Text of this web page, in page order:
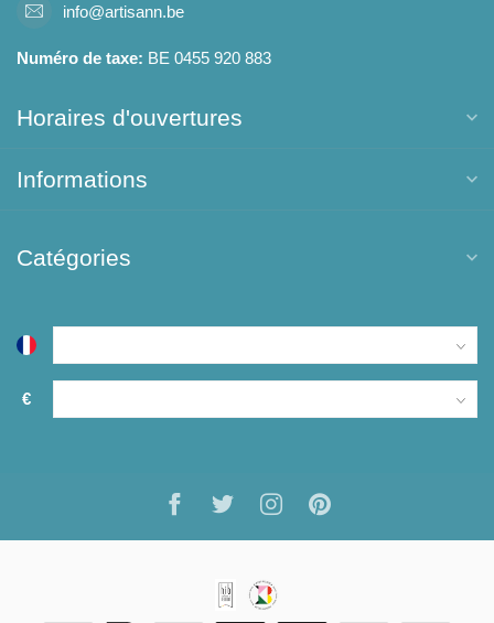
info@artisann.be
Numéro de taxe: BE 0455 920 883
Horaires d'ouvertures
Informations
Catégories
€